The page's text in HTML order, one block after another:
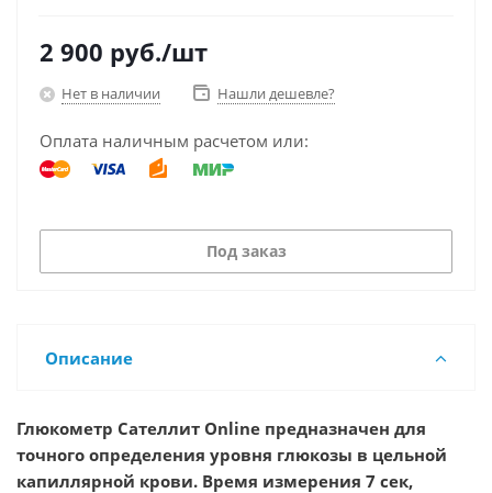
2 900 руб./шт
Нет в наличии Нашли дешевле?
Оплата наличным расчетом или:
Под заказ
Описание
Глюкометр Сателлит Online предназначен для
точного определения уровня глюкозы в цельной
капиллярной крови. Время измерения 7 сек,